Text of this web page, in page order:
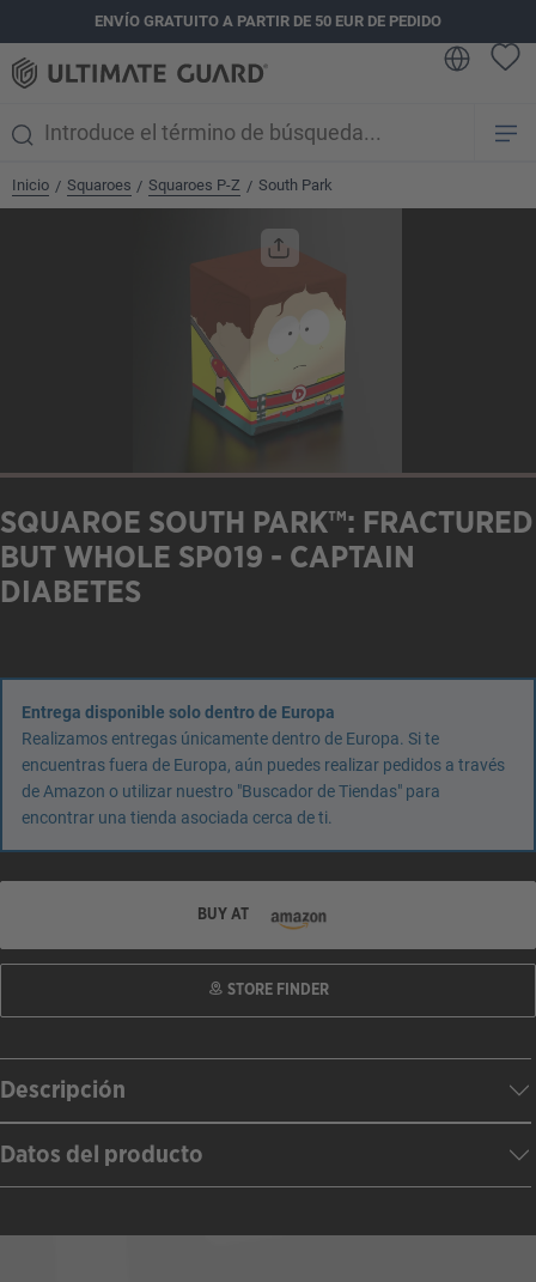
principalENVÍO GRATUITO A PARTIR DE 50 EUR DE PEDIDO
Inicio / Squaroes / Squaroes P-Z / South Park
SQUAROE SOUTH PARK™: FRACTURED
BUT WHOLE SP019 - CAPTAIN
DIABETES
Entrega disponible solo dentro de Europa
Realizamos entregas únicamente dentro de Europa. Si te
encuentras fuera de Europa, aún puedes realizar pedidos a través
de Amazon o utilizar nuestro "Buscador de Tiendas" para
encontrar una tienda asociada cerca de ti.
BUY AT
STORE FINDER
Descripción
Datos del producto